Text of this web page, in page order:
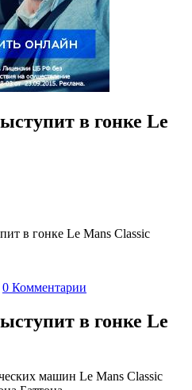
в гонке Le
в гонке Le Mans Classic
0 Комментарии
в гонке Le
машин Le Mans Classic